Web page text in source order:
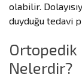
olabilir.
duyduğu tedavi
Ortopedik
Nelerdir?